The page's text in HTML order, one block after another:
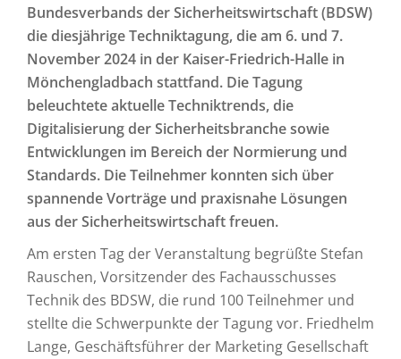
Bundesverbands der Sicherheitswirtschaft (BDSW)
die diesjährige Techniktagung, die am 6. und 7.
November 2024 in der Kaiser-Friedrich-Halle in
Mönchengladbach stattfand. Die Tagung
beleuchtete aktuelle Techniktrends, die
Digitalisierung der Sicherheitsbranche sowie
Entwicklungen im Bereich der Normierung und
Standards. Die Teilnehmer konnten sich über
spannende Vorträge und praxisnahe Lösungen
aus der Sicherheitswirtschaft freuen.
Am ersten Tag der Veranstaltung begrüßte Stefan
Rauschen, Vorsitzender des Fachausschusses
Technik des BDSW, die rund 100 Teilnehmer und
stellte die Schwerpunkte der Tagung vor. Friedhelm
Lange, Geschäftsführer der Marketing Gesellschaft